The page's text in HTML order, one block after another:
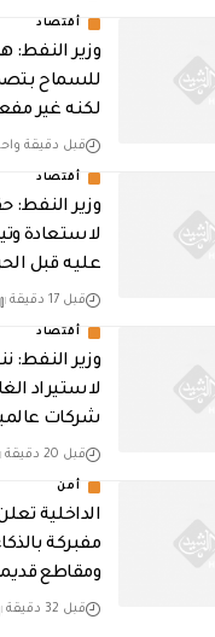
أقتصاد
وزير النفط:
للسماح
لكنه غير
قبل دقيقة
أقتصاد
وزير النفط:
لاستعادة
عليه قبل
قبل 17 دقيقة
أقتصاد
وزير النفط:
لاستيراد
شركات
قبل 20 دقيقة
أمن
الداخلية
مفبركة
ومقاطع
قبل 32 دقيقة